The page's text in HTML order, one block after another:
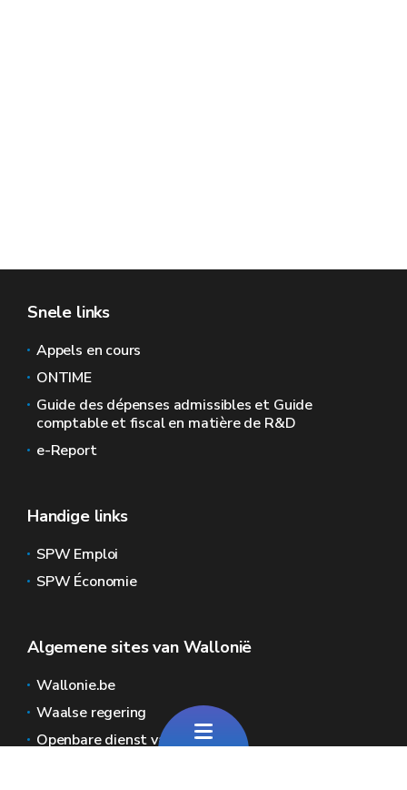
Snele links
Appels en cours
ONTIME
Guide des dépenses admissibles et Guide
comptable et fiscal en matière de R&D
e-Report
Handige links
SPW Emploi
SPW Économie
Algemene sites van Wallonië
Wallonie.be
Waalse regering
Openbare dienst van Wallonië